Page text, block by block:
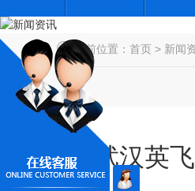
当前位置： 首页 > 新闻
武汉英